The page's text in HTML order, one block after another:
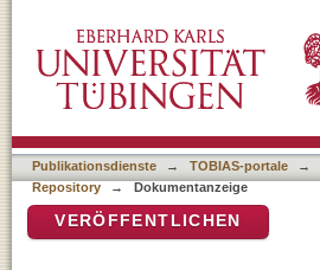
Publikationsdienste → TOBIAS-portale →
Repository
→ Dokumentanzeige
VERÖFFENTLICHEN